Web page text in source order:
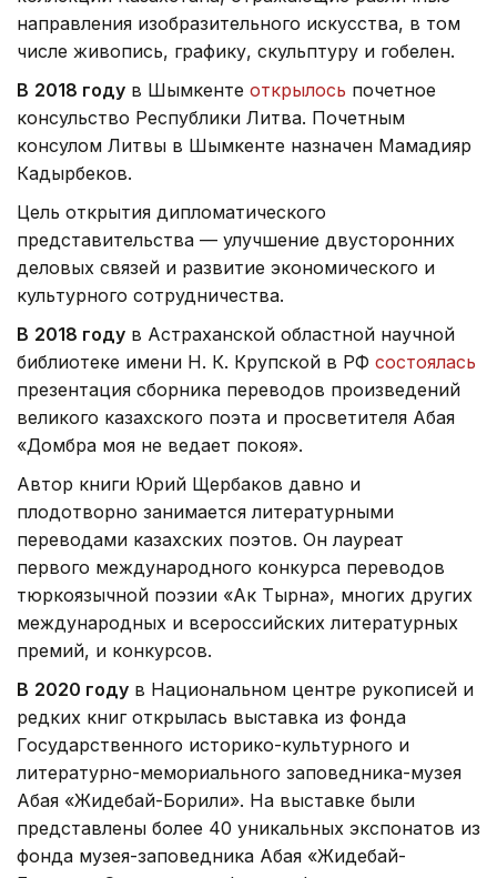
направления изобразительного искусства, в том
числе живопись, графику, скульптуру и гобелен.
В 2018 году в Шымкенте открылось почетное
консульство Республики Литва. Почетным
консулом Литвы в Шымкенте назначен Мамадияр
Кадырбеков.
Цель открытия дипломатического
представительства — улучшение двусторонних
деловых связей и развитие экономического и
культурного сотрудничества.
В 2018 году в Астраханской областной научной
библиотеке имени Н. К. Крупской в РФ состоялась
презентация сборника переводов произведений
великого казахского поэта и просветителя Абая
«Домбра моя не ведает покоя».
Автор книги Юрий Щербаков давно и
плодотворно занимается литературными
переводами казахских поэтов. Он лауреат
первого международного конкурса переводов
тюркоязычной поэзии «Ак Тырна», многих других
международных и всероссийских литературных
премий, и конкурсов.
В 2020 году в Национальном центре рукописей и
редких книг открылась выставка из фонда
Государственного историко-культурного и
литературно-мемориального заповедника-музея
Абая «Жидебай-Борили». На выставке были
представлены более 40 уникальных экспонатов из
фонда музея-заповедника Абая «Жидебай-